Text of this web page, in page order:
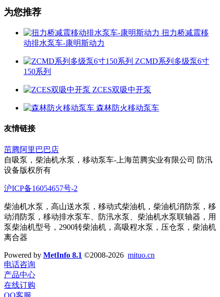
为您推荐
扭力桥减震移
动排水泵车-康明斯动力
ZCMD系列多级泵6寸
150系列
ZCES双吸中开泵
森林防火移动泵车
友情链接
茁腾阿里巴巴店
自吸泵，柴油机水泵，移动泵车-上海茁腾实业有限公司 防汛
设备版权所有
沪ICP备16054657号-2
柴油机水泵，高山送水泵，移动式柴油机，柴油机消防泵，移
动消防泵，移动排水泵车、防汛水泵、柴油机水泵联轴器，用
泵柴油机型号，2900转柴油机，高吸程水泵，压仓泵，柴油机
离合器
Powered by MetInfo 8.1 ©2008-2026 mituo.cn
电话咨询
产品中心
在线订购
QQ客服